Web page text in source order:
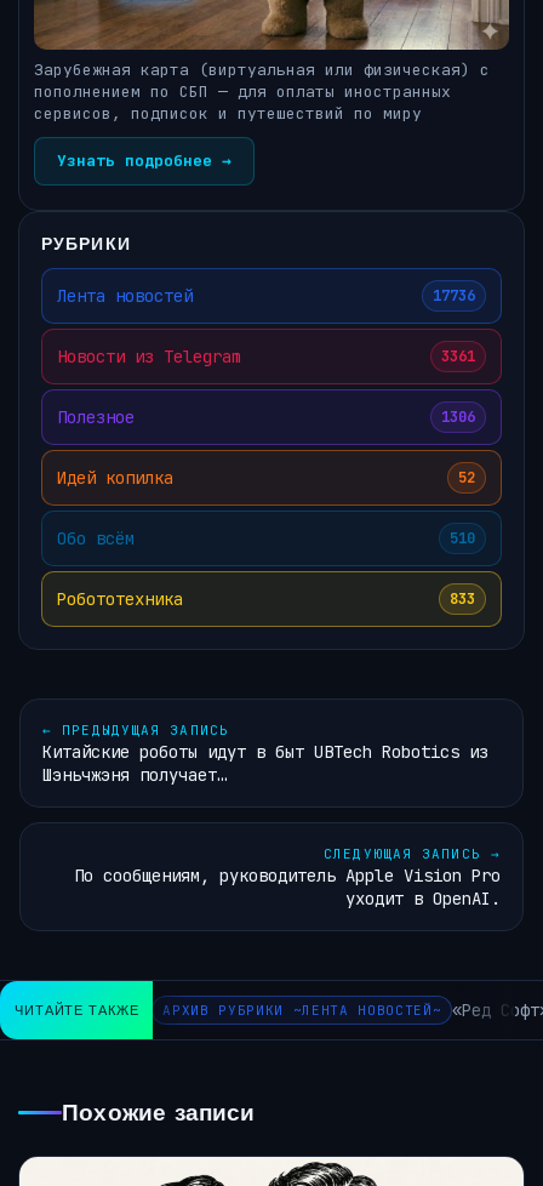
Зарубежная карта (виртуальная или физическая) с
пополнением по СБП — для оплаты иностранных
сервисов, подписок и путешествий по миру
Узнать подробнее →
РУБРИКИ
Лента новостей 17736
Новости из Telegram 3361
Полезное 1306
Идей копилка 52
Обо всём 510
Робототехника 833
← ПРЕДЫДУЩАЯ ЗАПИСЬ
Китайские роботы идут в быт UBTech Robotics из
Шэньчжэня получает…
СЛЕДУЮЩАЯ ЗАПИСЬ →
По сообщениям, руководитель Apple Vision Pro
уходит в OpenAI.
ЧИТАЙТЕ ТАКЖЕ АРХИВ РУБРИКИ ~ЛЕНТА НОВОСТЕЙ~ «Ред
Похожие записи